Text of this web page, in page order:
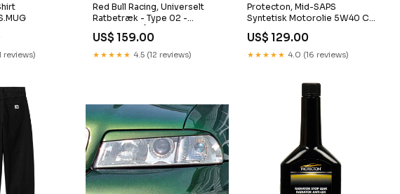
reviews)
Red Bull Racing, Universelt
Ratbetræk - Type 02 -
Sort/Rød/Blå KT7701KT
US$ 159.00
★★★★★ 4.5 (12 reviews)
Protecton, Mid-SAPS
Syntetisk Motorolie 5W40 C3
- 1 Liter KT136521KT
US$ 129.00
★★★★★ 4.0 (16 reviews)